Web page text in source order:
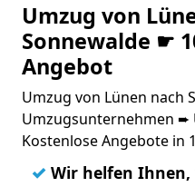
Umzug von
Sonnewalde ☛
Angebot
Umzug von Lünen nach
Umzugsunternehmen ➨
Kostenlose Angebote in
✓ Wir helfen